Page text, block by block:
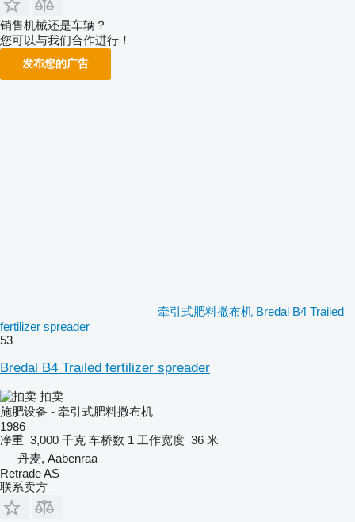
销售机械还是车辆？
您可以与我们合作进行！
发布您的广告
牵引式肥料撒布机 Bredal B4 Trailed
fertilizer spreader
53
Bredal B4 Trailed fertilizer spreader
拍卖
施肥设备 - 牵引式肥料撒布机
1986
净重 3,000 千克 车桥数 1 工作宽度 36 米
丹麦, Aabenraa
Retrade AS
联系卖方